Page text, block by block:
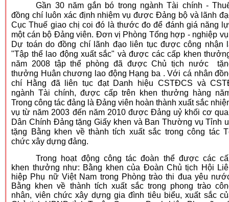
Gần 30 năm gắn bó trong ngành Tài chính -
đồng chí luôn xác định nhiệm vụ được Đảng bộ và lãnh
Cục Thuế giao chị coi đó là thước đo để đánh giá năng
một cán bộ Đảng viên. Đơn vị Phòng Tổng hợp - nghiệp
Dự toán do đồng chí lãnh đạo liên tục được công nhận
"Tập thể lao động xuất sắc" và được các cấp khen
năm 2008 tập thể phòng đã được Chủ tịch nước
thưởng Huân chương lao động Hạng ba . Với cá nhân
chí Hằng đã liên tục đạt Danh hiệu CSTĐCS và
ngành Tài chính, được cấp trên khen thưởng hàng
Trong công tác đảng là Đảng viên hoàn thành xuất sắc
vụ từ năm 2003 đến năm 2010 được Đảng uỷ khối cơ
Dân Chính Đảng tặng Giấy khen và Ban Thường vụ Tỉnh
tặng Bằng khen về thành tích xuất sắc trong công tác
chức xây dựng đảng.
Trong hoạt động công tác đoàn thể được các
khen thưởng như: Bằng khen của Đoàn Chủ tịch Hội
hiệp Phụ nữ Việt Nam trong Phòng trào thi đua yêu
Bằng khen về thành tích xuất sắc trong phong trào
nhân, viên chức xây dựng gia đình tiêu biểu, xuất sắc